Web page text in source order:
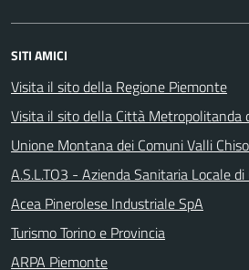
SITI AMICI
Visita il sito della Regione Piemonte
Visita il sito della Città Metropolitanda
Unione Montana dei Comuni Valli
A.S.L.TO3 - Azienda Sanitaria Locale
Acea Pinerolese Industriale SpA
Turismo Torino e Provincia
ARPA Piemonte